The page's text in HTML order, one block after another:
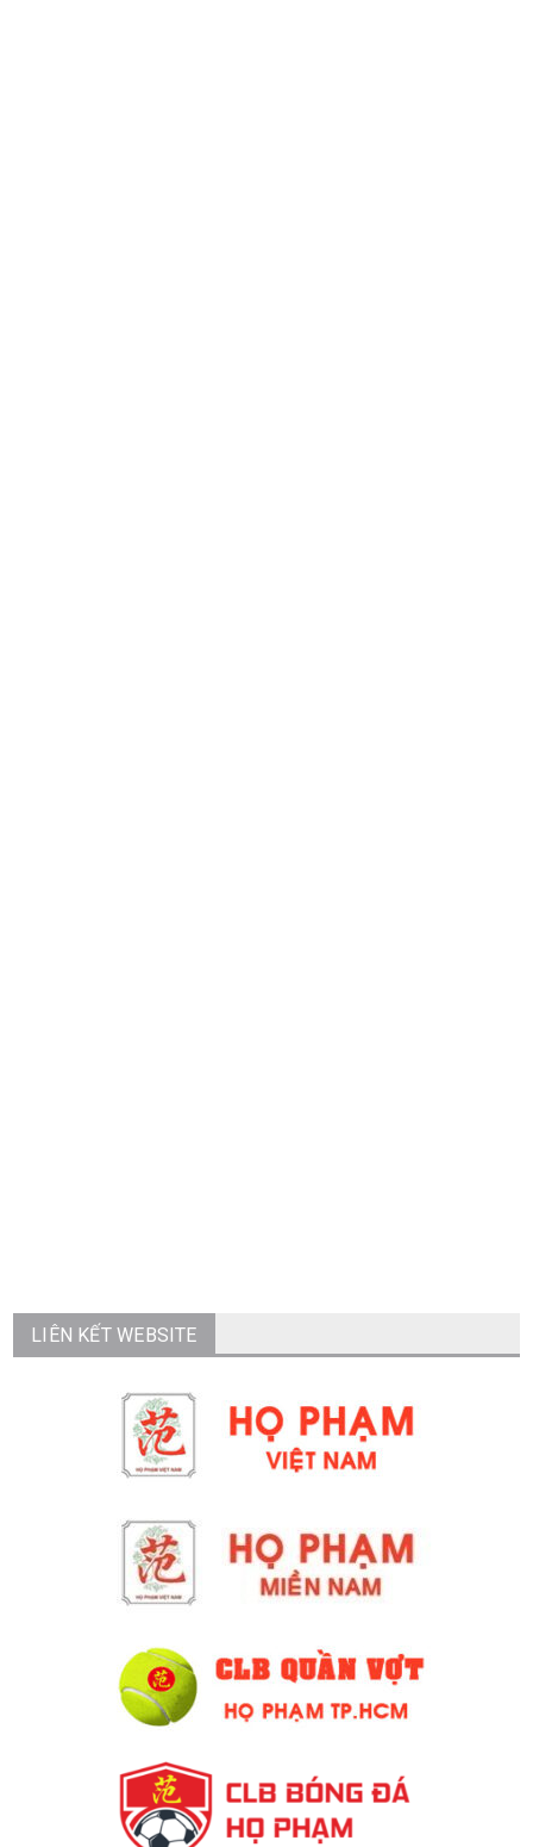
LIÊN KẾT WEBSITE